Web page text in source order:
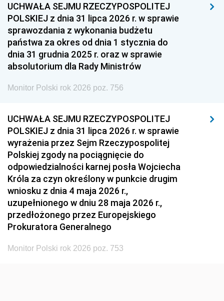
1939 1938 1937
1936 1930
UCHWAŁA SEJMU RZECZYPOSPOLITEJ
POLSKIEJ z dnia 31 lipca 2026 r. w sprawie
sprawozdania z wykonania budżetu
państwa za okres od dnia 1 stycznia do
dnia 31 grudnia 2025 r. oraz w sprawie
absolutorium dla Rady Ministrów
Monitor Polski rok 2026 poz. 756
UCHWAŁA SEJMU RZECZYPOSPOLITEJ
POLSKIEJ z dnia 31 lipca 2026 r. w sprawie
wyrażenia przez Sejm Rzeczypospolitej
Polskiej zgody na pociągnięcie do
odpowiedzialności karnej posła Wojciecha
Króla za czyn określony w punkcie drugim
wniosku z dnia 4 maja 2026 r.,
uzupełnionego w dniu 28 maja 2026 r.,
przedłożonego przez Europejskiego
Prokuratora Generalnego
Monitor Polski rok 2026 poz. 753